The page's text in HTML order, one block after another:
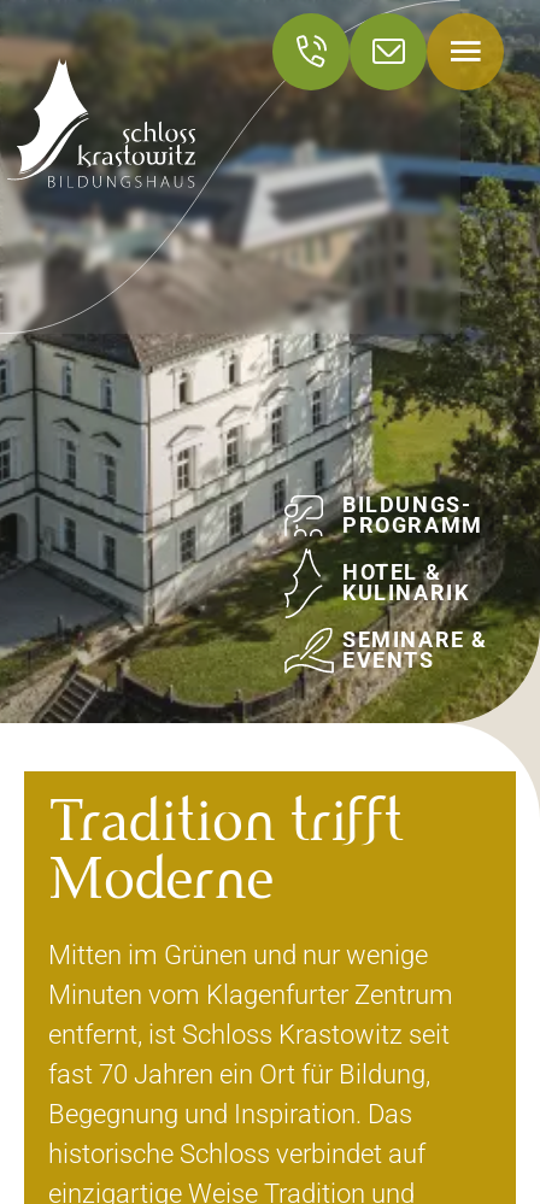
+43
463
5850
-
2100
krastowitz@lk-
kaernten.at
Menü
HOTEL
Tradition trifft
Moderne
Mitten im Grünen und nur wenige
Minuten vom Klagenfurter Zentrum
entfernt, ist Schloss Krastowitz seit
fast 70 Jahren ein Ort für Bildung,
Begegnung und Inspiration. Das
historische Schloss verbindet auf
einzigartige Weise Tradition und